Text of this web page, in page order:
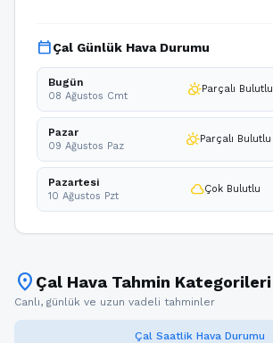
calendar_todayÇal Günlük Hava Durumu
Bugün
08 Ağustos Cmt partly_cloudy_dayParçalı Bulutlu
Pazar
09 Ağustos Paz partly_cloudy_dayParçalı Bulutlu
Pazartesi
10 Ağustos Pzt cloudÇok Bulutlu
location_on Çal Hava Tahmin Kategorileri
Canlı, günlük ve uzun vadeli tahminler
Çal Saatlik Hava Durumu